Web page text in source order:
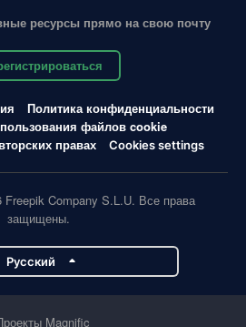
ресурсы прямо на свою почту
Политика конфиденциальности
файлов cookie
правах
Cookies settings
Company S.L.U. Все права
защищены.
Pусский
Magnific